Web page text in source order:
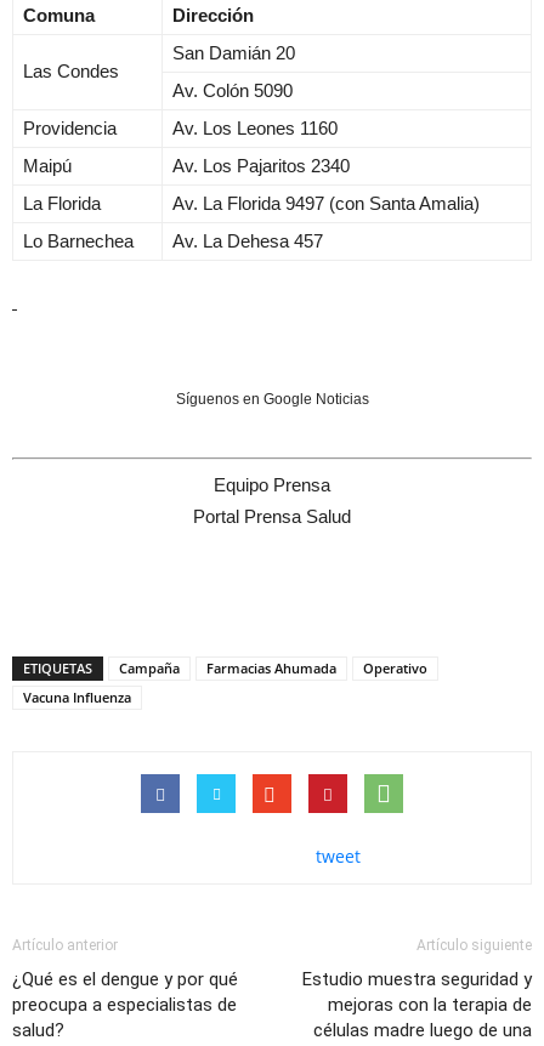
Comuna Dirección
Las Condes
San Damián 20
Av. Colón 5090
Providencia
Av. Los Leones 1160
Maipú
Av. Los Pajaritos 2340
La Florida
Av. La Florida 9497 (con Santa Amalia)
Lo Barnechea
Av. La Dehesa 457
Síguenos en Google Noticias
Equipo Prensa
Portal Prensa Salud
ETIQUETAS Campaña Farmacias Ahumada
Operativo
Vacuna Influenza
tweet
Artículo anterior
¿Qué es el dengue y por qué
preocupa a especialistas de
salud?
Artículo siguiente
Estudio muestra seguridad y
mejoras con la terapia de
células madre luego de una